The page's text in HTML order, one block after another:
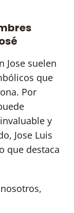
Jose suelen
que
Por
y
Jose Luis
que destaca